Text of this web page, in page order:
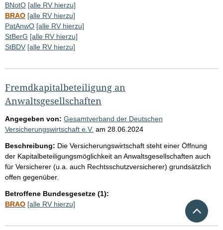
BNotO [alle RV hierzu]
BRAO [alle RV hierzu]
PatAnwO [alle RV hierzu]
StBerG [alle RV hierzu]
StBDV [alle RV hierzu]
Fremdkapitalbeteiligung an
Anwaltsgesellschaften
Angegeben von: Gesamtverband der Deutschen
Versicherungswirtschaft e.V. am 28.06.2024
Beschreibung: Die Versicherungswirtschaft steht einer Öffnung
der Kapitalbeteiligungsmöglichkeit an Anwaltsgesellschaften auch
für Versicherer (u.a. auch Rechtsschutzversicherer) grundsätzlich
offen gegenüber.
Betroffene Bundesgesetze (1):
BRAO [alle RV hierzu]